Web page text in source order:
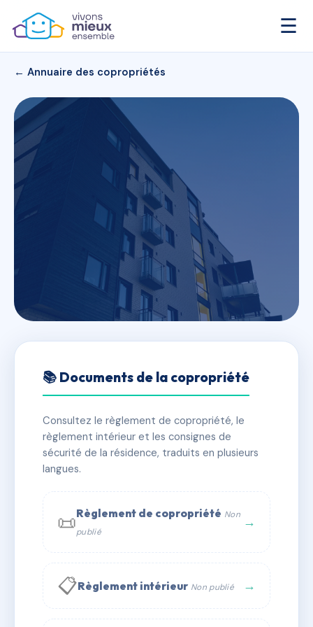
☰
← Annuaire des copropriétés
169 AVENUE DE MURET
✓ Immatriculée 🏠 58 lots 🏗 1 bâtiment(s)
📞 Contacter Syndic Digital
📚 Documents de la copropriété
Consultez le règlement de copropriété, le
règlement intérieur et les consignes de
sécurité de la résidence, traduits en plusieurs
langues.
📜Règlement de copropriété Non
publié
→
📋Règlement intérieur Non publié →